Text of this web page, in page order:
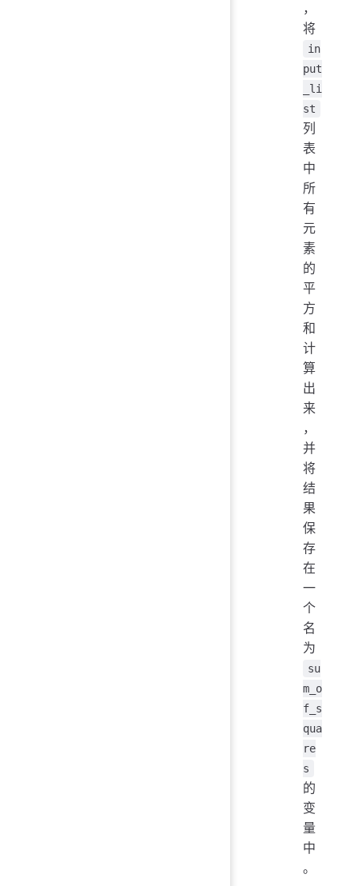
，
将
in
put
_li
st
列
表
中
所
有
元
素
的
平
方
和
计
算
出
来
，
并
将
结
果
保
存
在
一
个
名
为
su
m_o
f_s
qua
re
s
的
变
量
中
。